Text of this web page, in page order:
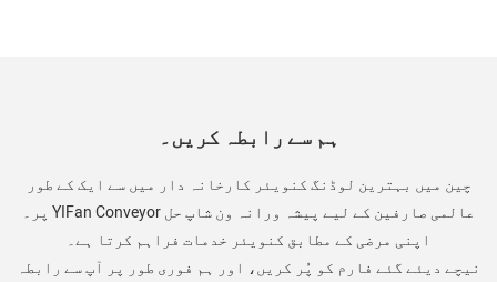
ہم سے رابطہ کریں۔
چین میں بہترین لوڈنگ کنویئر کارخانہ دار میں سے ایک کے طور
پر۔ YIFan Conveyor عالمی صارفین کے لیے پیشہ ورانہ ون شاپ حل
اپنی مرضی کے مطابق کنویئر خدمات فراہم کرتا ہے۔
نیچے دیئے گئے فارم کو پُر کریں، اور ہم فوری طور پر آپ سے رابطہ